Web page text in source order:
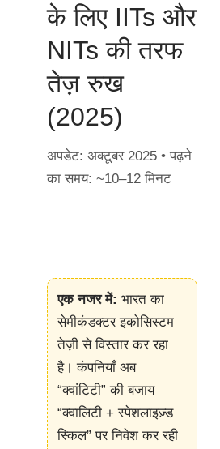
के लिए IITs और
NITs की तरफ
तेज़ रुख
(2025)
अपडेट: अक्टूबर 2025 • पढ़ने
का समय: ~10–12 मिनट
एक नजर में: भारत का
सेमीकंडक्टर इकोसिस्टम
तेज़ी से विस्तार कर रहा
है। कंपनियाँ अब
“क्वांटिटी” की बजाय
“क्वालिटी + स्पेशलाइज़्ड
स्किल” पर निवेश कर रही